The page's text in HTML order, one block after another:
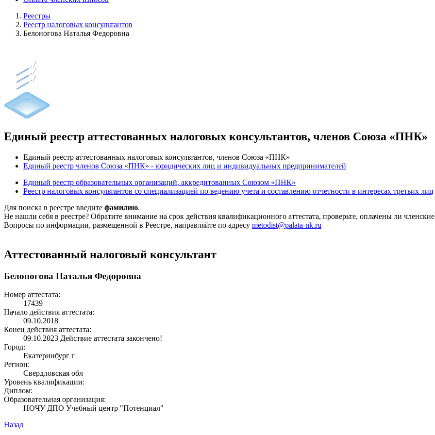
Реестры
Реестр налоговых консультантов
Белоногова Наталья Федоровна
Единый реестр аттестованных налоговых консультантов, членов Союза «ПНК»
Единый реестр аттестованных налоговых консультантов, членов Союза «ПНК»
Единый реестр членов Союза «ПНК» - юридических лиц и индивидуальных предпринимателей
Единый реестр образовательных организаций, аккредитованных Союзом «ПНК»
Реестр налоговых консультантов со специализацией по ведению учета и составлению отчетности в интересах третьих лиц
Для поиска в реестре введите фамилию.
Не нашли себя в реестре? Обратите внимание на срок действия квалификационного аттестата, проверьте, оплачены ли
Вопросы по информации, размещенной в Реестре, направляйте по адресу metodist@palata-nk.ru
Аттестованный налоговый консультант
Белоногова Наталья Федоровна
Номер аттестата:
17439
Начало действия аттестата:
09.10.2018
Конец действия аттестата:
09.10.2023 Действие аттестата закончено!
Город:
Екатеринбург г
Регион:
Свердловская обл
Уровень квалификации:
Диплом:
Образовательная организация:
НОЧУ ДПО Учебный центр "Потенциал"
Назад